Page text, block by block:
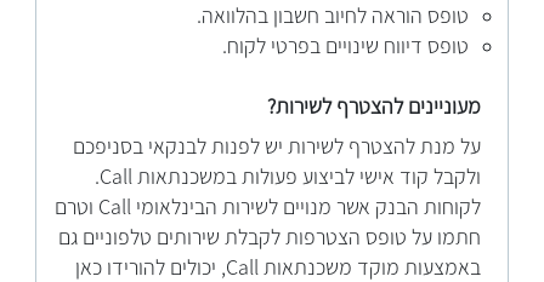
טופס הוראה לחיוב חשבון בהלוואה.
טופס דיווח שינויים בפרטי לקוח.
מעוניינים להצטרף לשירות?
על מנת להצטרף לשירות יש לפנות לבנקאי בסניפכם
ולקבל קוד אישי לביצוע פעולות במשכנתאות Call.
לקוחות הבנק אשר מנויים לשירות הבינלאומי Call וטרם
חתמו על טופס הצטרפות לקבלת שירותים טלפוניים גם
באמצעות מוקד משכנתאות Call, יכולים להורידו כאן